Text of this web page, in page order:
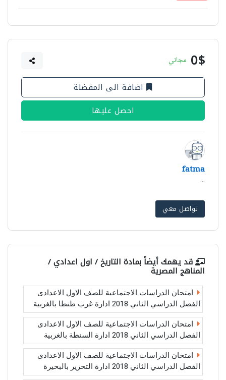
0$ مجاني
اضافة الى المفضلة
احصل عليها
fatma
...
تواصل معي
قد يهمك أيضاً بمادة التاريخ / اول اعدادي /
المناهج المصرية
امتحان الدراسات الاجتماعية للصف الاول الاعدادى
الفصل الدراسي الثاني 2018 ادارة غرب طنطا بالغربية
امتحان الدراسات الاجتماعية للصف الاول الاعدادى
الفصل الدراسي الثاني 2018 ادارة السنطة بالغربية
امتحان الدراسات الاجتماعية للصف الاول الاعدادى
الفصل الدراسي الثاني 2018 ادارة التحرير بالبحيرة